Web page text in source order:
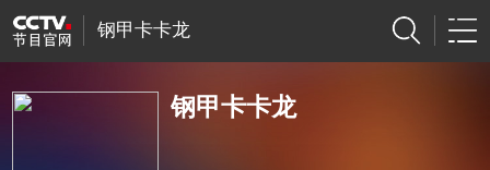
钢甲卡卡龙
钢甲卡卡龙